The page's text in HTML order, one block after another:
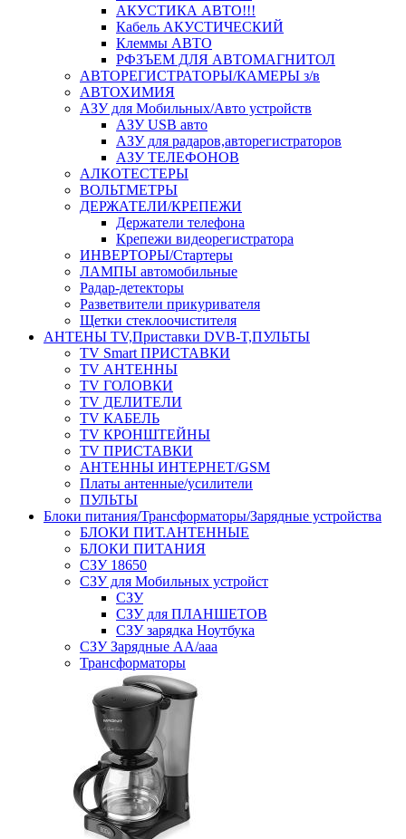
АКУСТИКА АВТО!!!
Кабель АКУСТИЧЕСКИЙ
Клеммы АВТО
РФЗЪЕМ ДЛЯ АВТОМАГНИТОЛ
АВТОРЕГИСТРАТОРЫ/КАМЕРЫ з/в
АВТОХИМИЯ
АЗУ для Мобильных/Авто устройств
АЗУ USB авто
АЗУ для радаров,авторегистраторов
АЗУ ТЕЛЕФОНОВ
АЛКОТЕСТЕРЫ
ВОЛЬТМЕТРЫ
ДЕРЖАТЕЛИ/КРЕПЕЖИ
Держатели телефона
Крепежи видеорегистратора
ИНВЕРТОРЫ/Стартеры
ЛАМПЫ автомобильные
Радар-детекторы
Разветвители прикуривателя
Щетки стеклоочистителя
АНТЕНЫ ТV,Приставки DVB-T,ПУЛЬТЫ
TV Smart ПРИСТАВКИ
TV АНТЕННЫ
TV ГОЛОВКИ
TV ДЕЛИТЕЛИ
TV КАБЕЛЬ
TV КРОНШТЕЙНЫ
TV ПРИСТАВКИ
АНТЕННЫ ИНТЕРНЕТ/GSM
Платы антенные/усилители
ПУЛЬТЫ
Блоки питания/Трансформаторы/Зарядные устройства
БЛОКИ ПИТ.АНТЕННЫЕ
БЛОКИ ПИТАНИЯ
СЗУ 18650
СЗУ для Мобильных устройст
СЗУ
СЗУ для ПЛАНШЕТОВ
СЗУ зарядка Ноутбука
СЗУ Зарядные АА/ааа
Трансформаторы